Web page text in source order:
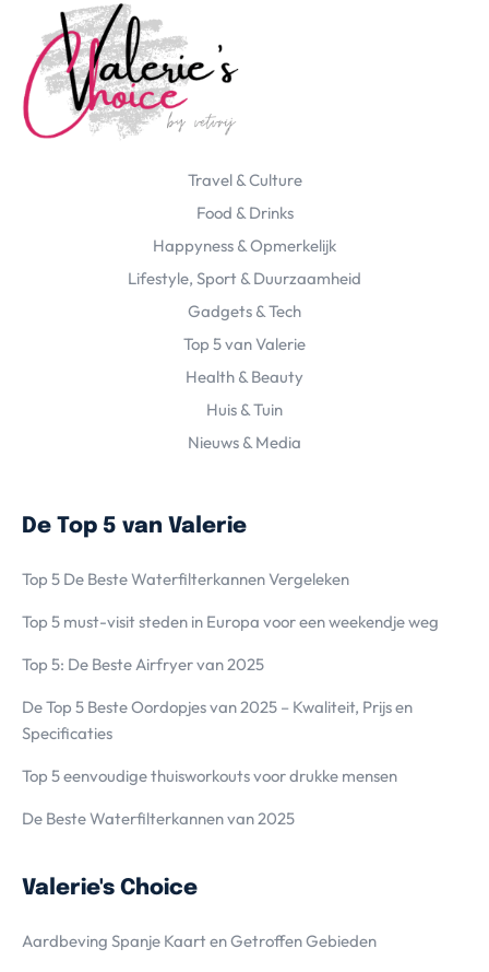
Travel & Culture
Food & Drinks
Happyness & Opmerkelijk
Lifestyle, Sport & Duurzaamheid
Gadgets & Tech
Top 5 van Valerie
Health & Beauty
Huis & Tuin
Nieuws & Media
De Top 5 van Valerie
Top 5 De Beste Waterfilterkannen Vergeleken
Top 5 must-visit steden in Europa voor een weekendje weg
Top 5: De Beste Airfryer van 2025
De Top 5 Beste Oordopjes van 2025 – Kwaliteit, Prijs en
Specificaties
Top 5 eenvoudige thuisworkouts voor drukke mensen
De Beste Waterfilterkannen van 2025
Valerie's Choice
Aardbeving Spanje Kaart en Getroffen Gebieden